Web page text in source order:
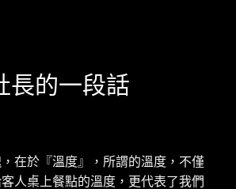
長的一段話
在於『溫度』，所謂的溫度，不僅
人桌上餐點的溫度，更代表了我們